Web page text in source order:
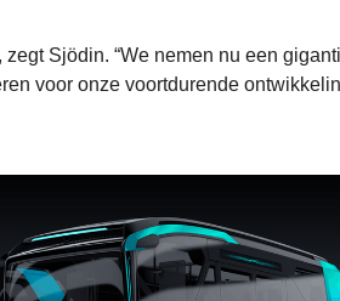
Sjödin. “We nemen nu een
voor onze voortdurende